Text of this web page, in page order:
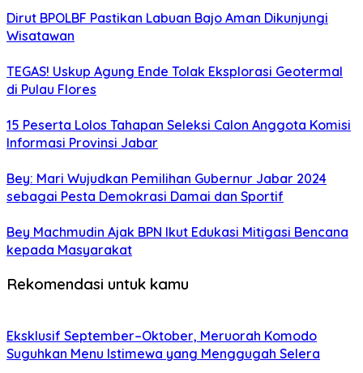
Dirut BPOLBF Pastikan Labuan Bajo Aman Dikunjungi
Wisatawan
TEGAS! Uskup Agung Ende Tolak Eksplorasi Geotermal
di Pulau Flores
15 Peserta Lolos Tahapan Seleksi Calon Anggota Komisi
Informasi Provinsi Jabar
Bey: Mari Wujudkan Pemilihan Gubernur Jabar 2024
sebagai Pesta Demokrasi Damai dan Sportif
Bey Machmudin Ajak BPN Ikut Edukasi Mitigasi Bencana
kepada Masyarakat
Rekomendasi untuk kamu
Eksklusif September–Oktober, Meruorah Komodo
Suguhkan Menu Istimewa yang Menggugah Selera